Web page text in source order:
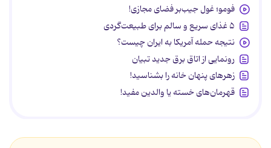
فومو؛ غول جیب‌بر فضای مجازی!
۵ غذای سریع و سالم برای طبیعت‌گردی
نتیجه حمله آمریکا به ایران چیست؟
رونمایی از اتاق برق جدید تبیان
زهرهای پنهان خانه را بشناسید!
قهرمان‌های خسته یا والدین مفید!